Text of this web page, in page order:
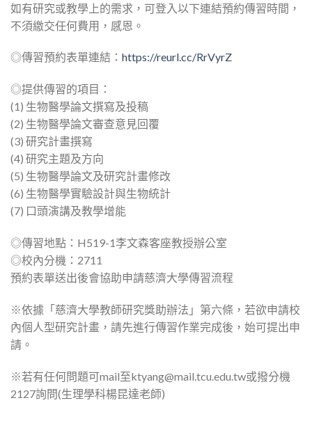
如有研究或教學上的需求，可登入以下連結預約傳習時間，
不須繳交任何費用，感恩。
◎傳習預約表單連結： https://reurl.cc/RrVyrZ
◎提供傳習的項目：
(1) 生物醫學論文撰寫及投稿
(2) 生物醫學論文審查意見回覆
(3) 研究計畫撰寫
(4) 研究主題及方向
(5) 生物醫學論文及研究計畫修改
(6) 生物醫學實驗設計與生物統計
(7) 口頭演講及教學增能
◎傳習地點：H519-1李文森客座教授辦公室
◎校內分機：2711
預約表單送出後會協助申請慈濟大學傳習流程
※依據「慈濟大學教師研究獎助辦法」第六條，若欲申請校
內個人型研究計畫，請先進行傳習作業完成後，始可提出申
請。
※若有任何問題可mail至ktyang@mail.tcu.edu.tw或撥分機
2127詢問(生理學科楊昆達老師)